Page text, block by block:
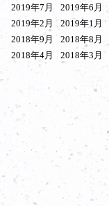
2019年7月
2019年6月
2019年2月
2019年1月
2018年9月
2018年8月
2018年4月
2018年3月